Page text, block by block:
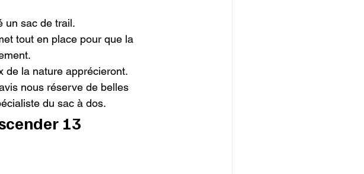
un sac de trail.
tout en place pour que la
de la nature apprécieront.
nous réserve de belles
du sac à dos.
13